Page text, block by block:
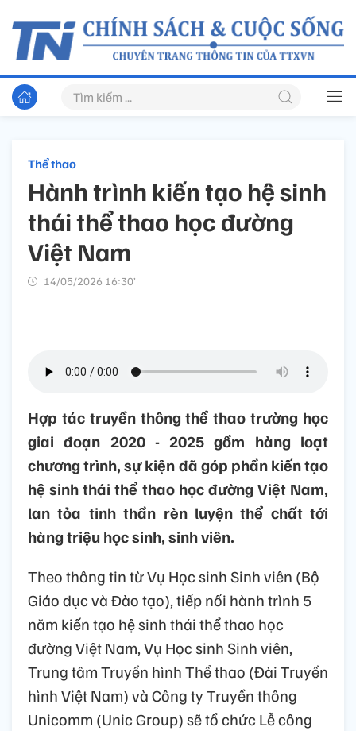
Thể thao
Hành trình kiến tạo hệ sinh
thái thể thao học đường
Việt Nam
14/05/2026 16:30’
Hợp tác truyền thông thể thao trường học
giai đoạn 2020 - 2025 gồm hàng loạt
chương trình, sự kiện đã góp phần kiến tạo
hệ sinh thái thể thao học đường Việt Nam,
lan tỏa tinh thần rèn luyện thể chất tới
hàng triệu học sinh, sinh viên.
Theo thông tin từ Vụ Học sinh Sinh viên (Bộ
Giáo dục và Đào tạo), tiếp nối hành trình 5
năm kiến tạo hệ sinh thái thể thao học
đường Việt Nam, Vụ Học sinh Sinh viên,
Trung tâm Truyền hình Thể thao (Đài Truyền
hình Việt Nam) và Công ty Truyền thông
Unicomm (Unic Group) sẽ tổ chức Lễ công